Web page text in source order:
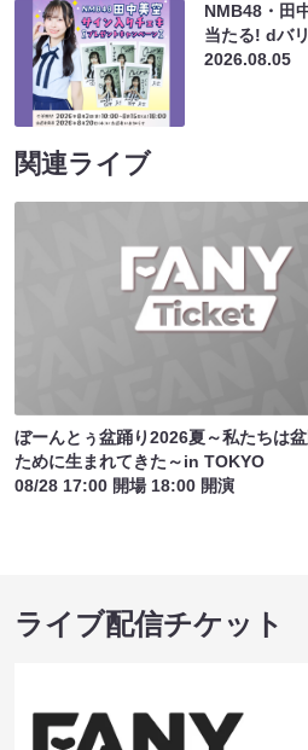
NMB48・田
当たる! dバ
2026.08.05
関連ライブ
ぼーんとぅ盆踊り2026夏～私たちは
ために生まれてきた～in TOKYO
08/28 17:00 開場 18:00 開演
ライブ配信チケット